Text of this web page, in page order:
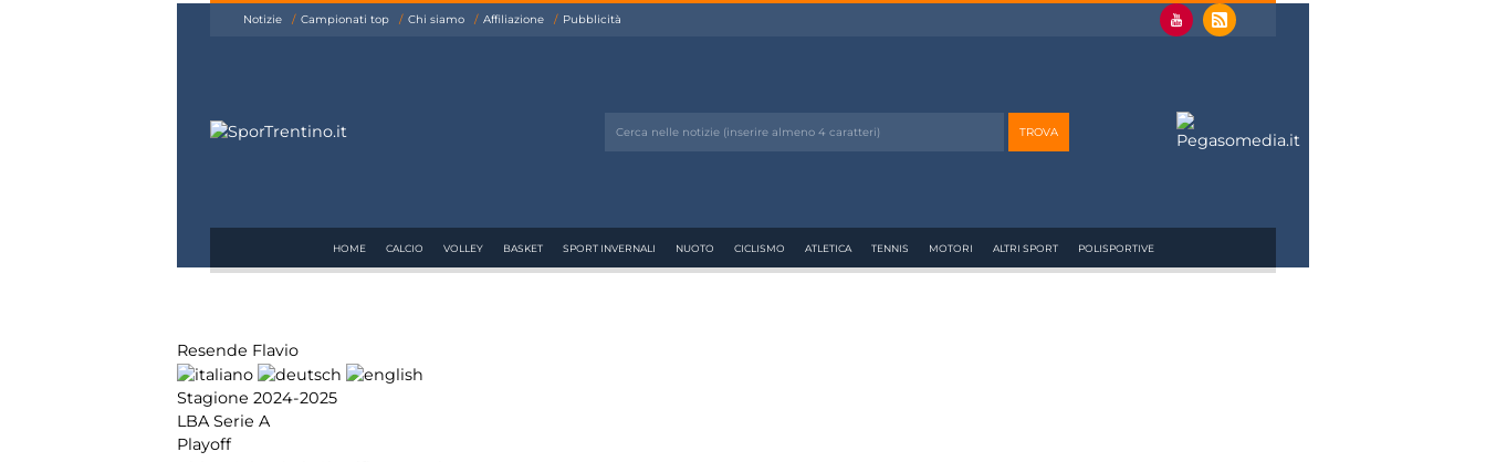
Notizie Campionati top Chi siamo Affiliazione Pubblicità
HOME CALCIO VOLLEY BASKET SPORT INVERNALI NUOTO CICLISMO ATLETICA TENNIS MOTORI ALTRI SPORT POLISPORTIVE
Resende Flavio
Stagione 2024-2025
LBA Serie A
Playoff